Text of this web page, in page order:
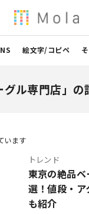
絵文字/コピペ
グル専門店」
います
トレンド
東京の絶品
選！値段・
も紹介